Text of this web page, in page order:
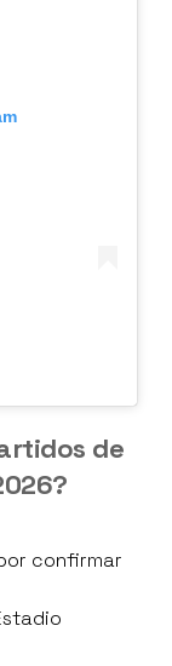
de
confirmar